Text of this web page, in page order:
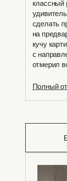
Полный
классный
сделать
на
кучу
с
отмерил